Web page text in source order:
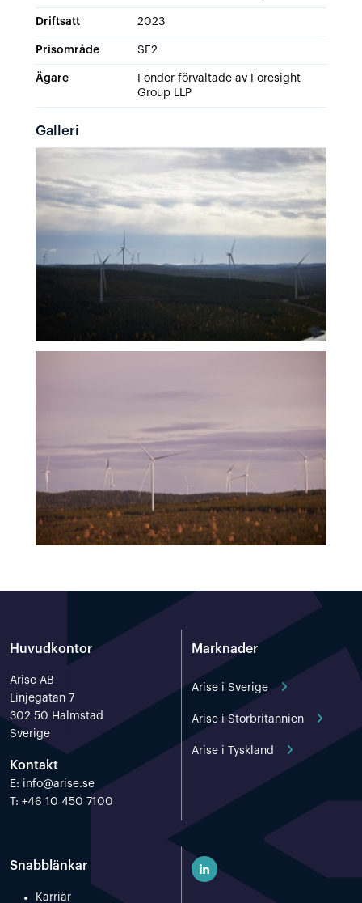
Driftsatt 2023
Prisområde SE2
Ägare
Fonder förvaltade av Foresight
Group LLP
Galleri
Huvudkontor
Arise AB
Linjegatan 7
302 50 Halmstad
Sverige
Kontakt
E: info@arise.se
T: +46 10 450 7100
Marknader
Arise i Sverige
Arise i Storbritannien
Arise i Tyskland
Snabblänkar
Karriär